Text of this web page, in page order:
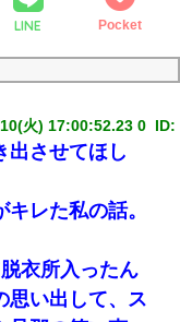
LINE Pocket
火) 17:00:52.23 0 ID:
出させてほし
レた私の話。
衣所入ったん
思い出して、ス